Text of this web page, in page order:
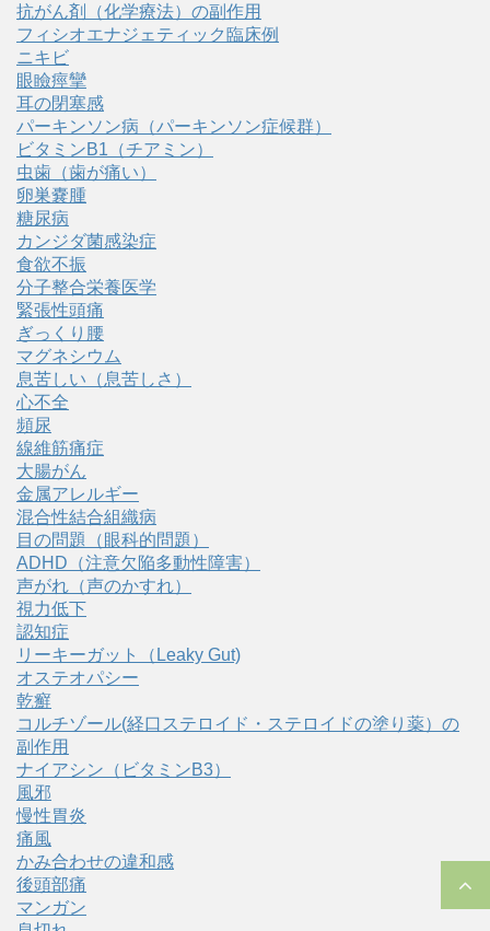
抗がん剤（化学療法）の副作用
フィシオエナジェティック臨床例
ニキビ
眼瞼痙攣
耳の閉塞感
パーキンソン病（パーキンソン症候群）
ビタミンB1（チアミン）
虫歯（歯が痛い）
卵巣嚢腫
糖尿病
カンジダ菌感染症
食欲不振
分子整合栄養医学
緊張性頭痛
ぎっくり腰
マグネシウム
息苦しい（息苦しさ）
心不全
頻尿
線維筋痛症
大腸がん
金属アレルギー
混合性結合組織病
目の問題（眼科的問題）
ADHD（注意欠陥多動性障害）
声がれ（声のかすれ）
視力低下
認知症
リーキーガット（Leaky Gut)
オステオパシー
乾癬
コルチゾール(経口ステロイド・ステロイドの塗り薬）の
副作用
ナイアシン（ビタミンB3）
風邪
慢性胃炎
痛風
かみ合わせの違和感
後頭部痛
マンガン